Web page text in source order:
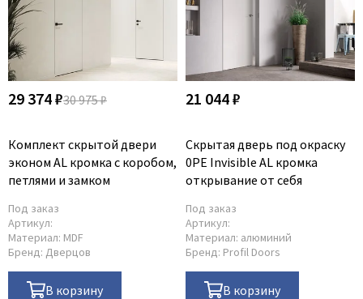
29 374 ₽30 975 ₽
Комплект скрытой двери
эконом AL кромка с коробом,
петлями и замком
Под заказ
Артикул:
Материал: MDF
Бренд: Дверцов
В корзину
21 044 ₽
Скрытая дверь под окраску
0PE Invisible AL кромка
открывание от себя
Под заказ
Артикул:
Материал: алюминий
Бренд: Profil Doors
В корзину